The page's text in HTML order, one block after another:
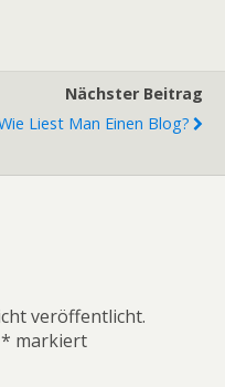
Nächster Beitrag
Liest Man Einen Blog?
veröffentlicht.
* markiert